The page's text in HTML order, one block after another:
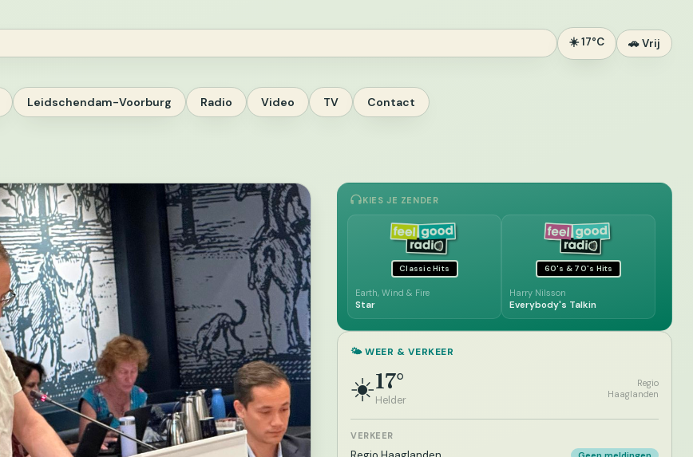
☀️ 17°C 🚗 Vrij
Leidschendam-Voorburg Radio Video TV Contact
KIES JE ZENDER
Classic Hits
Earth, Wind & Fire
Star
60's & 70's Hits
Harry Nilsson
Everybody's Talkin
🌤️ WEER & VERKEER
☀️17°
Helder
Regio
Haaglanden
VERKEER